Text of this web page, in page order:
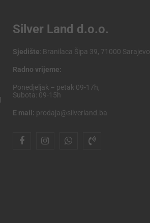
Silver Land d.o.o.
Sjedište: Branilaca Šipa 39, 71000 Sarajevo
Radno vrijeme:
Ponedjeljak – petak 09-17h,
Subota: 09-15h
E mail: prodaja@silverland.ba